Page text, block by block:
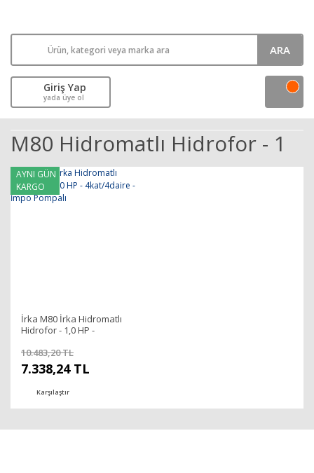
ARA
Giriş Yap
yada üye ol
M80 Hidromatlı Hidrofor - 1
AYNI GÜN
KARGO
İrka M80 İrka Hidromatlı
Hidrofor - 1,0 HP -
10.483,20 TL
7.338,24 TL
Karşılaştır